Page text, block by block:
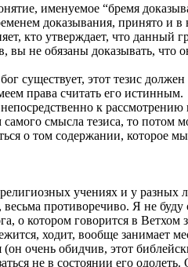
именуемое “бремя
доказывания, принято и
кто утверждает, что данный
не обязаны доказывать, что
существует, этот тезис
права считать его истинным.
к
смысла тезиса, то потом
о том содержании, которое
учениях и у разных
весьма противоречиво. Я не
о котором говорится в
ходит, вообще занимает
(он очень обидчив, этот
не в состоянии его